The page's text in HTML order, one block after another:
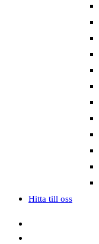
Hitta till oss